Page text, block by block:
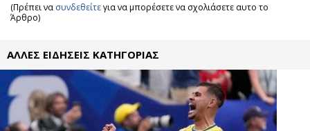
(Πρέπει να συνδεθείτεγια να μπορέσετε να σχολιάσετε αυτο το
Άρθρο)
ΑΛΛΕΣ ΕΙΔΗΣΕΙΣ ΚΑΤΗΓΟΡΙΑΣ